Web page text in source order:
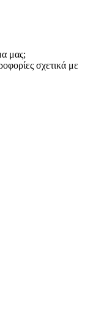
μας;
σχετικά με